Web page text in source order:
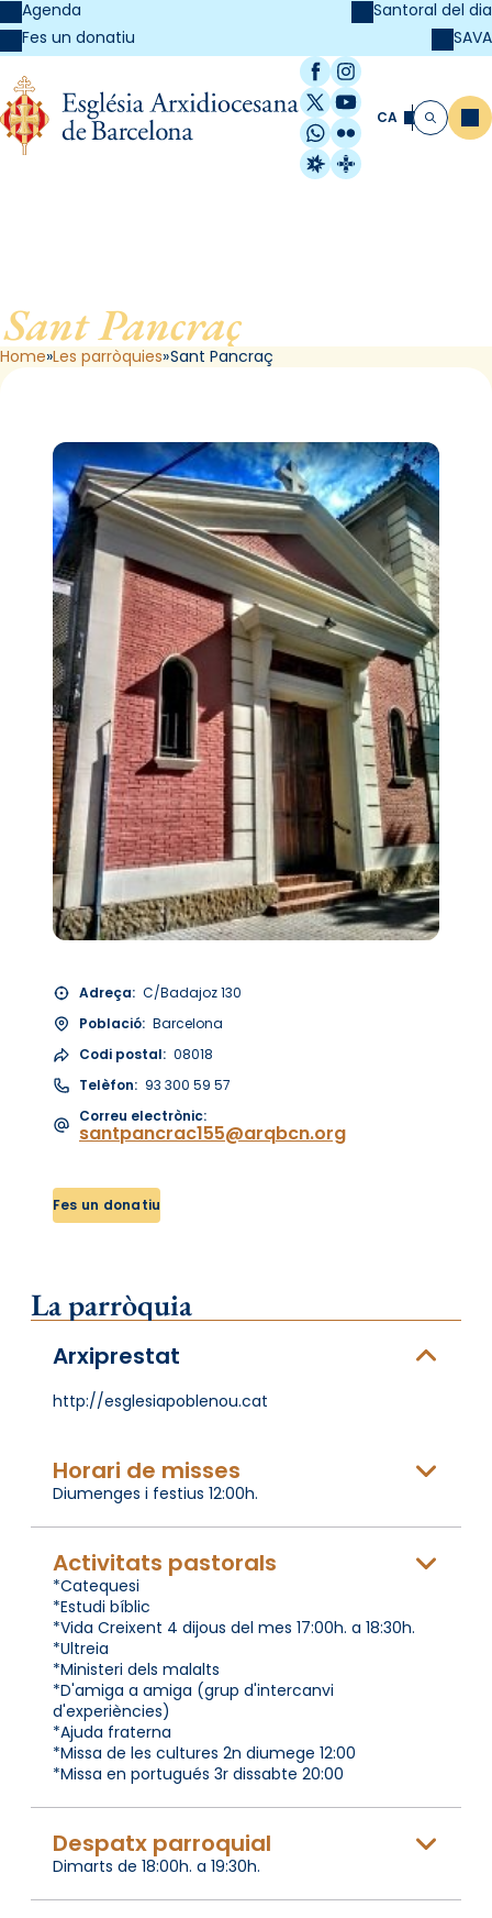
Agenda
Fes un donatiu
Santoral del dia
SAVA
Facebook
Instagram
X / Twitter
YouTube
WhatsApp
Flickr
Radio Estel
Catalunya
CA Cerca
Sant Pancraç, de Barcelona
Home Les parròquies Sant Pancraç
Adreça: C/Badajoz 130
Població: Barcelona
Codi postal: 08018
Telèfon: 93 300 59 57
Correu electrònic:
santpancrac155@arqbcn.org
Fes un donatiu
La parròquia
Arxiprestat
http://esglesiapoblenou.cat
Horari de misses
Diumenges i festius 12:00h.
Activitats pastorals
*Catequesi
*Estudi bíblic
*Vida Creixent 4 dijous del mes 17:00h. a 18:30h.
*Ultreia
*Ministeri dels malalts
*D'amiga a amiga (grup d'intercanvi
d'experiències)
*Ajuda fraterna
*Missa de les cultures 2n diumege 12:00
*Missa en portugués 3r dissabte 20:00
Despatx parroquial
Dimarts de 18:00h. a 19:30h.